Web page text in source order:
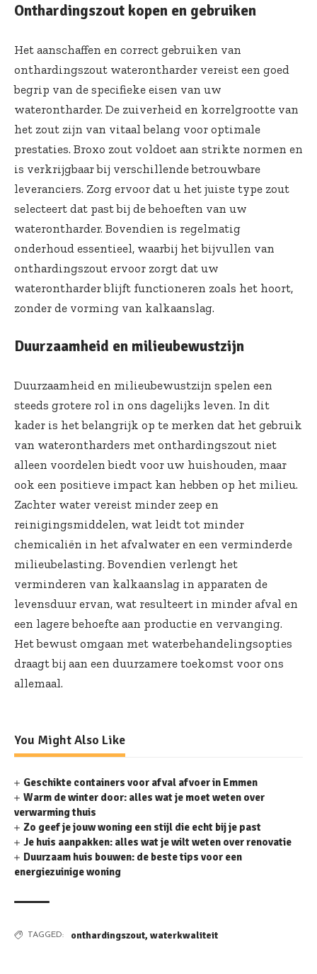
Onthardingszout kopen en gebruiken
Het aanschaffen en correct gebruiken van
onthardingszout waterontharder vereist een goed
begrip van de specifieke eisen van uw
waterontharder. De zuiverheid en korrelgrootte van
het zout zijn van vitaal belang voor optimale
prestaties. Broxo zout voldoet aan strikte normen en
is verkrijgbaar bij verschillende betrouwbare
leveranciers. Zorg ervoor dat u het juiste type zout
selecteert dat past bij de behoeften van uw
waterontharder. Bovendien is regelmatig
onderhoud essentieel, waarbij het bijvullen van
onthardingszout ervoor zorgt dat uw
waterontharder blijft functioneren zoals het hoort,
zonder de vorming van kalkaanslag.
Duurzaamheid en milieubewustzijn
Duurzaamheid en milieubewustzijn spelen een
steeds grotere rol in ons dagelijks leven. In dit
kader is het belangrijk op te merken dat het gebruik
van waterontharders met onthardingszout niet
alleen voordelen biedt voor uw huishouden, maar
ook een positieve impact kan hebben op het milieu.
Zachter water vereist minder zeep en
reinigingsmiddelen, wat leidt tot minder
chemicaliën in het afvalwater en een verminderde
milieubelasting. Bovendien verlengt het
verminderen van kalkaanslag in apparaten de
levensduur ervan, wat resulteert in minder afval en
een lagere behoefte aan productie en vervanging.
Het bewust omgaan met waterbehandelingsopties
draagt bij aan een duurzamere toekomst voor ons
allemaal.
You Might Also Like
Geschikte containers voor afval afvoer in Emmen
Warm de winter door: alles wat je moet weten over
verwarming thuis
Zo geef je jouw woning een stijl die echt bij je past
Je huis aanpakken: alles wat je wilt weten over renovatie
Duurzaam huis bouwen: de beste tips voor een
energiezuinige woning
TAGGED: onthardingszout, waterkwaliteit